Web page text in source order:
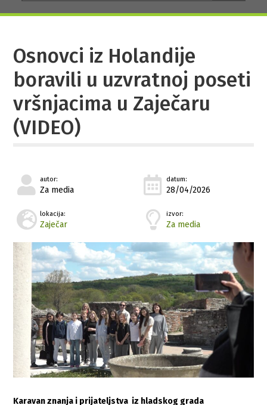
Osnovci iz Holandije
boravili u uzvratnoj poseti
vršnjacima u Zaječaru
(VIDEO)
autor:
Za media
datum:
28/04/2026
lokacija:
Zaječar
izvor:
Za media
Karavan znanja i prijateljstva iz hladskog grada